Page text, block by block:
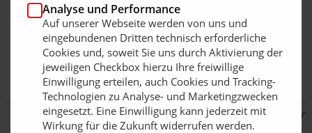
Bildquelle: Birchmeier
Analyse und Performance
Auf unserer Webseite werden von uns und
eingebundenen Dritten technisch erforderliche
Cookies und, soweit Sie uns durch Aktivierung der
jeweiligen Checkbox hierzu Ihre freiwillige
Einwilligung erteilen, auch Cookies und Tracking-
Technologien zu Analyse- und Marketingzwecken
eingesetzt. Eine Einwilligung kann jederzeit mit
Wirkung für die Zukunft widerrufen werden.